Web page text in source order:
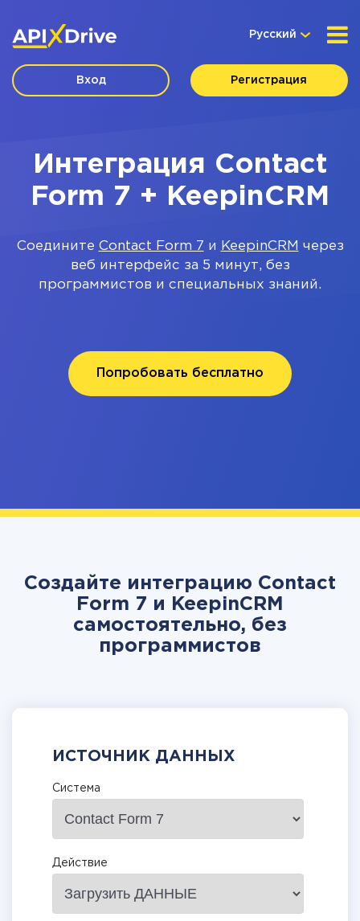
Русский
Вход Регистрация
Интеграция Contact
Form 7 + KeepinCRM
Соедините Contact Form 7 и KeepinCRM через
веб интерфейс за 5 минут, без
программистов и специальных знаний.
Попробовать бесплатно
Создайте интеграцию Contact
Form 7 и KeepinCRM
самостоятельно, без
программистов
ИСТОЧНИК ДАННЫХ
Система
Действие